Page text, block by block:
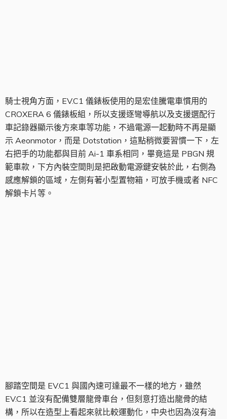
騎士視角方面，EV.C1 儀錶板使用的是宏佳騰電車慣用的
CROXERA 6 儀錶板組，所以支援逐彎導航以及支援選配行
車記錄器顯示後方來車等功能，不過電源一起動時不再是顯
示 Aeonmotor，而是 Dotstation，這點稍微要習慣一下，左
右把手的功能都與目前 Ai-1 車系相同，畢竟這是 PBGN 規
範車款，下方內裝空間則是把啟動電源鍵安裝於此，右側為
感應解鎖的區域，左側有著小型置物箱，可放手機或者 NFC
解鎖卡片等。
腳踏空間是 EV.C1 與國內速可達最不一樣的地方，雖然
EV.C1 並沒有配備雙層龍骨車台，但刻意打造出龍骨的結
構，所以在造型上看起來就比較運動化，中央也因為沒有油